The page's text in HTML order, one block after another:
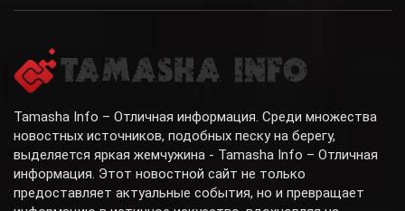
Tamasha Info – Отличная информация. Среди множества
новостных источников, подобных песку на берегу,
выделяется яркая жемчужина - Tamasha Info – Отличная
информация. Этот новостной сайт не только
предоставляет актуальные события, но и превращает